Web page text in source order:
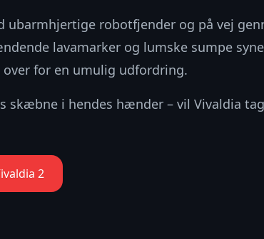
ubarmhjertige robotfjender og på vej
lavamarker og lumske sumpe
for en umulig udfordring.
skæbne i hendes hænder – vil Vivaldia
2